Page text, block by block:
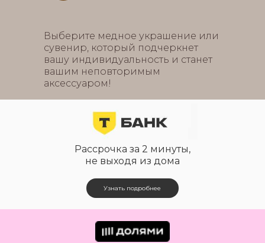
Выберите медное украшение или
сувенир, который подчеркнет
вашу индивидуальность и станет
вашим неповторимым
аксессуаром!
Рассрочка за 2 минуты,
не выходя из дома
Узнать подробнее